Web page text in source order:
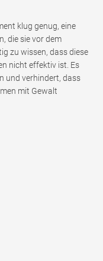
klug genug, eine
die sie vor dem
zu wissen, dass diese
nicht effektiv ist. Es
und verhindert, dass
mit Gewalt